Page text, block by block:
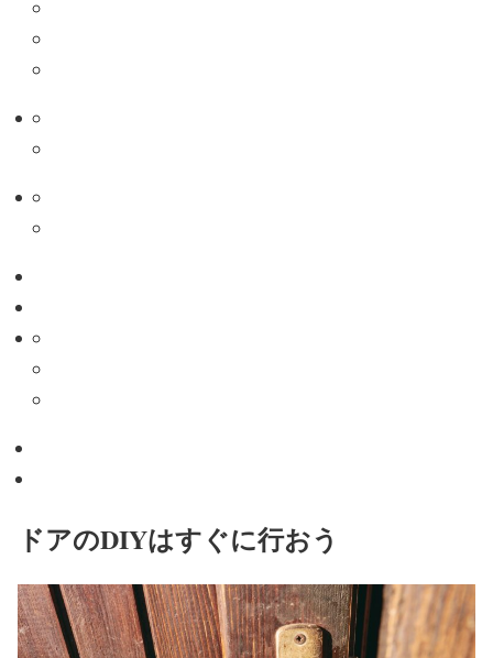
ドアのDIYはすぐに行おう